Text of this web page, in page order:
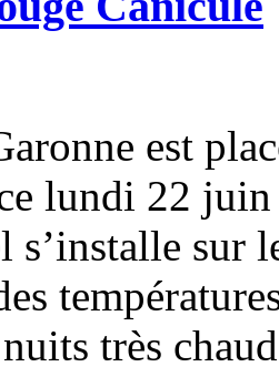
est
lundi 22
s’installe sur
très